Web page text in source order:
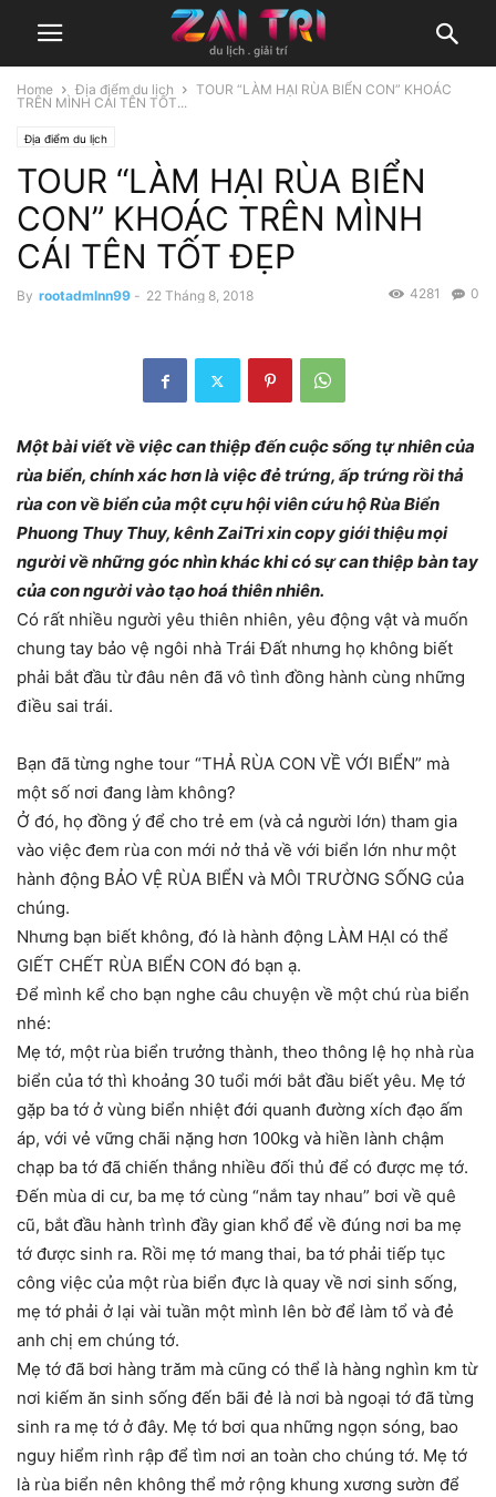
Home Địa điểm du lịch
TOUR “LÀM HẠI RÙA BIỂN CON” KHOÁC
TRÊN MÌNH CÁI TÊN TỐT...
Địa điểm du lịch
TOUR “LÀM HẠI RÙA BIỂN
CON” KHOÁC TRÊN MÌNH
CÁI TÊN TỐT ĐẸP
By rootadmlnn99 - 22 Tháng 8, 2018 0
4281
Một bài viết về việc can thiệp đến cuộc sống tự nhiên của
rùa biển, chính xác hơn là việc đẻ trứng, ấp trứng rồi thả
rùa con về biển của một cựu hội viên cứu hộ Rùa Biển
Phuong Thuy Thuy, kênh ZaiTri xin copy giới thiệu mọi
người về những góc nhìn khác khi có sự can thiệp bàn tay
của con người vào tạo hoá thiên nhiên.
Có rất nhiều người yêu thiên nhiên, yêu động vật và muốn
chung tay bảo vệ ngôi nhà Trái Đất nhưng họ không biết
phải bắt đầu từ đâu nên đã vô tình đồng hành cùng những
điều sai trái.
Bạn đã từng nghe tour “THẢ RÙA CON VỀ VỚI BIỂN” mà
một số nơi đang làm không?
Ở đó, họ đồng ý để cho trẻ em (và cả người lớn) tham gia
vào việc đem rùa con mới nở thả về với biển lớn như một
hành động BẢO VỆ RÙA BIỂN và MÔI TRƯỜNG SỐNG của
chúng.
Nhưng bạn biết không, đó là hành động LÀM HẠI có thể
GIẾT CHẾT RÙA BIỂN CON đó bạn ạ.
Để mình kể cho bạn nghe câu chuyện về một chú rùa biển
nhé:
Mẹ tớ, một rùa biển trưởng thành, theo thông lệ họ nhà rùa
biển của tớ thì khoảng 30 tuổi mới bắt đầu biết yêu. Mẹ tớ
gặp ba tớ ở vùng biển nhiệt đới quanh đường xích đạo ấm
áp, với vẻ vững chãi nặng hơn 100kg và hiền lành chậm
chạp ba tớ đã chiến thắng nhiều đối thủ để có được mẹ tớ.
Đến mùa di cư, ba mẹ tớ cùng “nắm tay nhau” bơi về quê
cũ, bắt đầu hành trình đầy gian khổ để về đúng nơi ba mẹ
tớ được sinh ra. Rồi mẹ tớ mang thai, ba tớ phải tiếp tục
công việc của một rùa biển đực là quay về nơi sinh sống,
mẹ tớ phải ở lại vài tuần một mình lên bờ để làm tổ và đẻ
anh chị em chúng tớ.
Mẹ tớ đã bơi hàng trăm mà cũng có thể là hàng nghìn km từ
nơi kiếm ăn sinh sống đến bãi đẻ là nơi bà ngoại tớ đã từng
sinh ra mẹ tớ ở đây. Mẹ tớ bơi qua những ngọn sóng, bao
nguy hiểm rình rập để tìm nơi an toàn cho chúng tớ. Mẹ tớ
là rùa biển nên không thể mở rộng khung xương sườn để